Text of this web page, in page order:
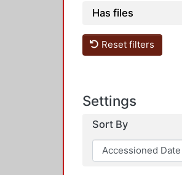
Has files
Reset filters
Settings
Sort By